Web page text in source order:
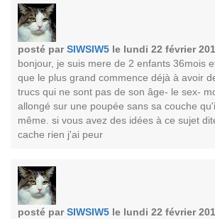
posté parSIWSIW5 le lundi 22 février
bonjour, je suis mere de 2 enfants 36mois
que le plus grand commence déjà à avoir
trucs qui ne sont pas de son âge- le sex-
allongé sur une poupée sans sa couche
même. si vous avez des idées à ce sujet
cache rien j'ai peur
posté parSIWSIW5 le lundi 22 février